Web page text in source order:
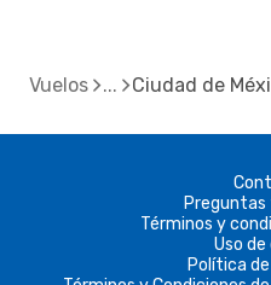
Vuelos Ciudad de
Términos y
Uso
Política